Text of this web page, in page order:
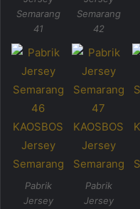
Semarang
41
Semarang
42
Pabrik
Jersey
Pabrik
Jersey